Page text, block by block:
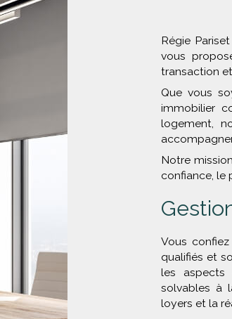
Régie
vous
transaction
Que vous
immobilier
logement,
Notre
confiance, le
Vous
qualifiés et
les aspects
solvables à
loyers et la